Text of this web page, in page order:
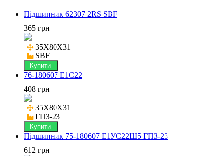
Підшипник 62307 2RS SBF
365 грн
35X80X31
SBF
Купити
76-180607 Е1С22
408 грн
35X80X31
ГПЗ-23
Купити
Підшипник 75-180607 Е1УС22Ш5 ГПЗ-23
612 грн